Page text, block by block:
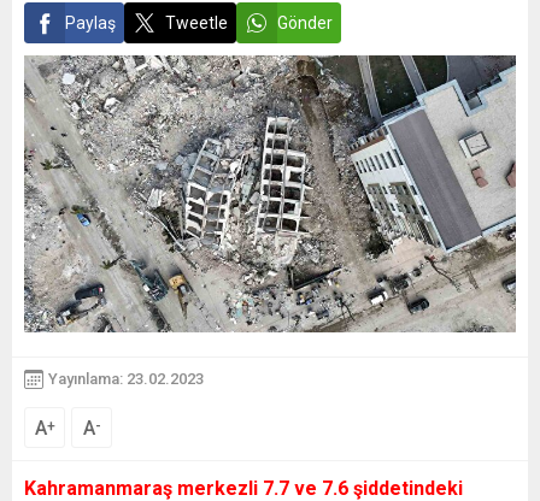
Paylaş Tweetle Gönder
Yayınlama: 23.02.2023
A+ A-
Kahramanmaraş merkezli 7.7 ve 7.6 şiddetindeki